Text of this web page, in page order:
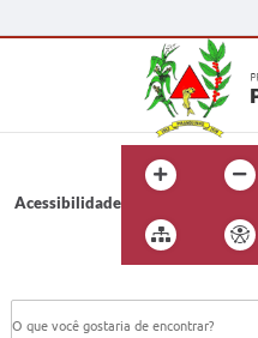
Acessibilidade